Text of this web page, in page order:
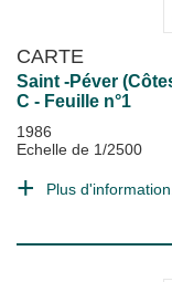
CARTE
Saint -Péver
C - Feuille n°1
1986
Echelle de 1/2500
Plus